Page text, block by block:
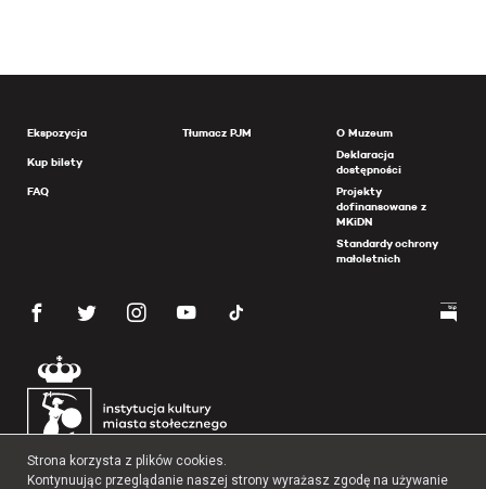
Ekspozycja
Kup bilety
FAQ
Tłumacz PJM
O Muzeum
Deklaracja
dostępności
Projekty
dofinansowane z
MKiDN
Standardy ochrony
małoletnich
Strona korzysta z plików cookies.
Kontynuując przeglądanie naszej strony wyrażasz zgodę na używanie